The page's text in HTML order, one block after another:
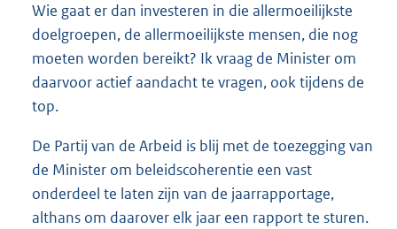
Wie gaat er dan investeren in die allermoeilijkste
doelgroepen, de allermoeilijkste mensen, die nog
moeten worden bereikt? Ik vraag de Minister om
daarvoor actief aandacht te vragen, ook tijdens de
top.
De Partij van de Arbeid is blij met de toezegging van
de Minister om beleidscoherentie een vast
onderdeel te laten zijn van de jaarrapportage,
althans om daarover elk jaar een rapport te sturen.